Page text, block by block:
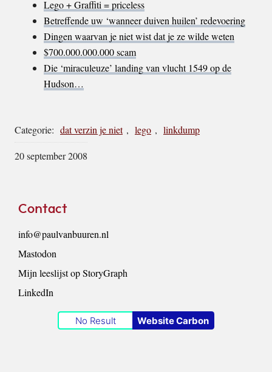
Lego + Graffiti = priceless
Betreffende uw ‘wanneer duiven huilen’ redevoering
Dingen waarvan je niet wist dat je ze wilde weten
$700.000.000.000 scam
Die ‘miraculeuze’ landing van vlucht 1549 op de
Hudson…
Categorie: dat verzin je niet , lego , linkdump
20 september 2008
Contact
info@paulvanbuuren.nl
Mastodon
Mijn leeslijst op StoryGraph
LinkedIn
No Result Website Carbon